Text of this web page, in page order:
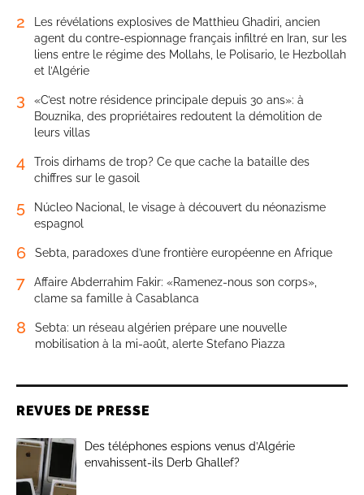
2
Les révélations explosives de Matthieu Ghadiri, ancien
agent du contre-espionnage français infiltré en Iran, sur les
liens entre le régime des Mollahs, le Polisario, le Hezbollah
et l’Algérie
3
«C’est notre résidence principale depuis 30 ans»: à
Bouznika, des propriétaires redoutent la démolition de
leurs villas
4
Trois dirhams de trop? Ce que cache la bataille des
chiffres sur le gasoil
5
Núcleo Nacional, le visage à découvert du néonazisme
espagnol
6 Sebta, paradoxes d’une frontière européenne en Afrique
7
Affaire Abderrahim Fakir: «Ramenez-nous son corps»,
clame sa famille à Casablanca
8
Sebta: un réseau algérien prépare une nouvelle
mobilisation à la mi-août, alerte Stefano Piazza
REVUES DE PRESSE
Des téléphones espions venus d’Algérie
envahissent-ils Derb Ghallef?